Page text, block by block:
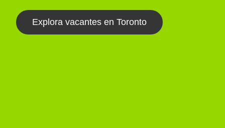
Explora vacantes en Toronto